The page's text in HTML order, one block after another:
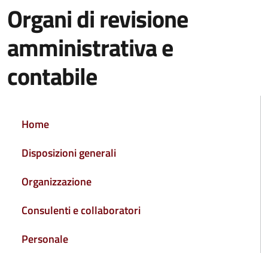
Organi di revisione
amministrativa e
contabile
NAVIGAZIONE PRINCIPALE
Home
Disposizioni generali
Organizzazione
Consulenti e collaboratori
Personale